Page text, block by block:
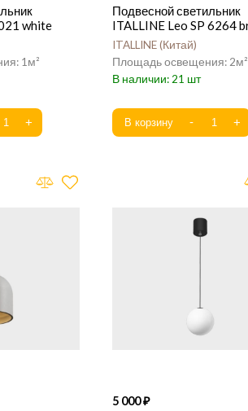
white
1
Подвесной светильник
ITALLINE Leo SP 6264
ITALLINE Китай
2
21
5 000